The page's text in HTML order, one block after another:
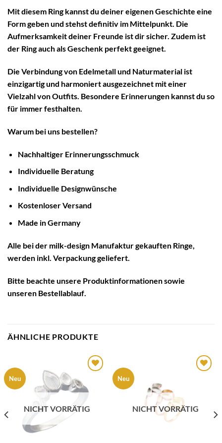
Mit diesem Ring kannst du deiner eigenen Geschichte eine
Form geben und stehst definitiv im Mittelpunkt. Die
Aufmerksamkeit deiner Freunde ist dir sicher. Zudem ist
der Ring auch als Geschenk perfekt geeignet.
Die Verbindung von Edelmetall und Naturmaterial ist
einzigartig und harmoniert ausgezeichnet mit einer
Vielzahl von Outfits. Besondere Erinnerungen kannst du so
für immer festhalten.
Warum bei uns bestellen?
Nachhaltiger Erinnerungsschmuck
Individuelle Beratung
Individuelle Designwünsche
Kostenloser Versand
Made in Germany
Alle bei der milk-design Manufaktur gekauften Ringe,
werden inkl. Verpackung geliefert.
Bitte beachte unsere Produktinformationensowie
unseren Bestellablauf
ÄHNLICHE PRODUKTE
Neu
Auf die
Wunschliste
NICHT VORRÄTIG
Neu
NICHT VORRÄTIG